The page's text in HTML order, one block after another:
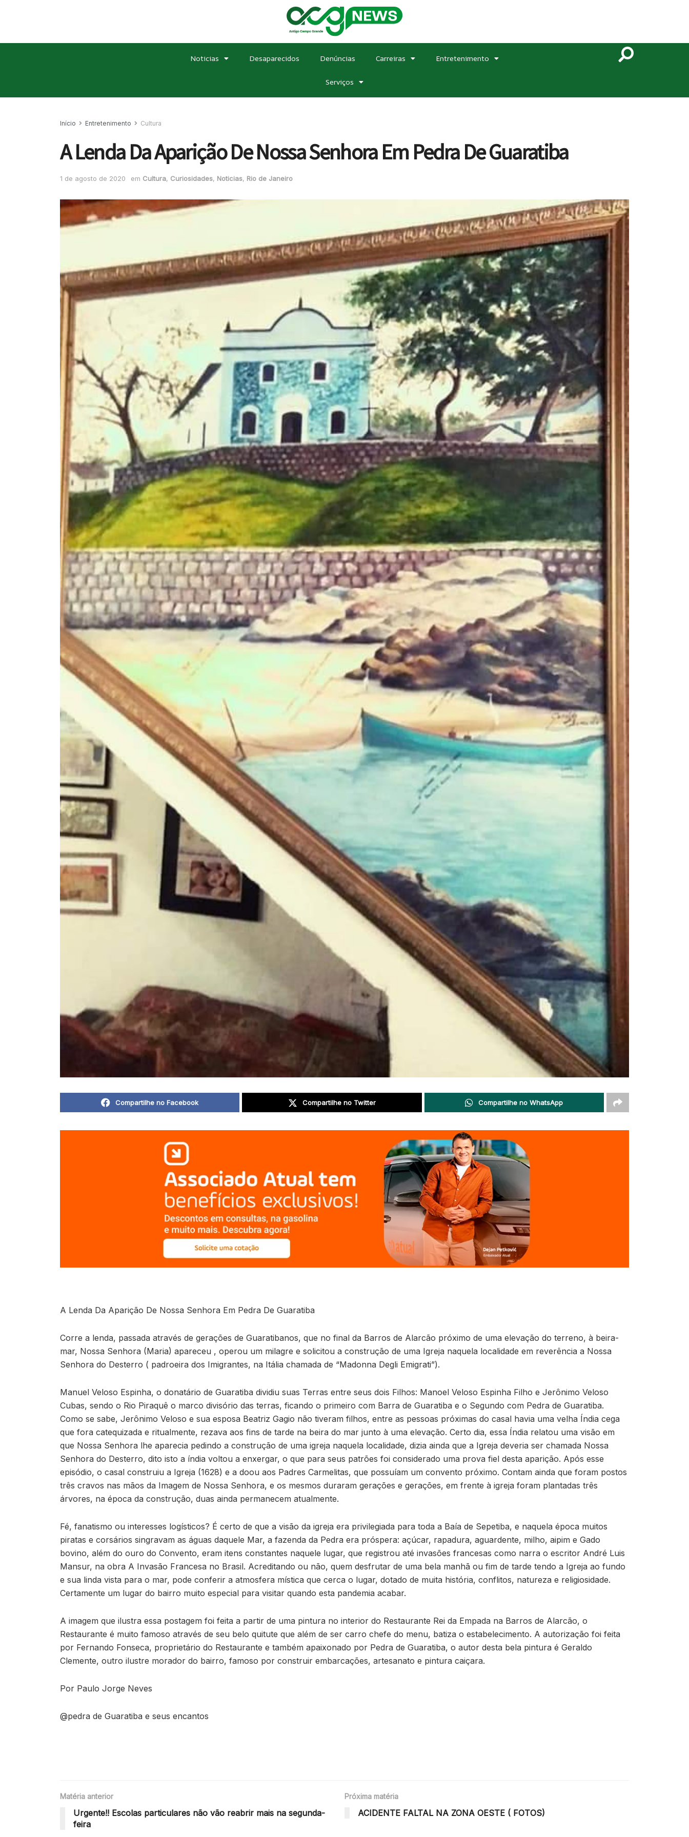
Noticias Desaparecidos Denúncias Carreiras Entretenimento
Serviços
Início Entretenimento Cultura
A Lenda Da Aparição De Nossa Senhora Em Pedra De Guaratiba
1 de agosto de 2020 em Cultura, Curiosidades, Noticias, Rio de Janeiro
Compartilhe no Facebook Compartilhe no Twitter Compartilhe no WhatsApp
A Lenda Da Aparição De Nossa Senhora Em Pedra De Guaratiba
Corre a lenda, passada através de gerações de Guaratibanos, que no final da Barros de Alarcão próximo de uma elevação do terreno, à beira-
mar, Nossa Senhora (Maria) apareceu , operou um milagre e solicitou a construção de uma Igreja naquela localidade em reverência a Nossa
Senhora do Desterro ( padroeira dos Imigrantes, na Itália chamada de “Madonna Degli Emigrati”).
Manuel Veloso Espinha, o donatário de Guaratiba dividiu suas Terras entre seus dois Filhos: Manoel Veloso Espinha Filho e Jerônimo Veloso
Cubas, sendo o Rio Piraquê o marco divisório das terras, ficando o primeiro com Barra de Guaratiba e o Segundo com Pedra de Guaratiba.
Como se sabe, Jerônimo Veloso e sua esposa Beatriz Gagio não tiveram filhos, entre as pessoas próximas do casal havia uma velha Índia cega
que fora catequizada e ritualmente, rezava aos fins de tarde na beira do mar junto à uma elevação. Certo dia, essa Índia relatou uma visão em
que Nossa Senhora lhe aparecia pedindo a construção de uma igreja naquela localidade, dizia ainda que a Igreja deveria ser chamada Nossa
Senhora do Desterro, dito isto a índia voltou a enxergar, o que para seus patrões foi considerado uma prova fiel desta aparição. Após esse
episódio, o casal construiu a Igreja (1628) e a doou aos Padres Carmelitas, que possuíam um convento próximo. Contam ainda que foram postos
três cravos nas mãos da Imagem de Nossa Senhora, e os mesmos duraram gerações e gerações, em frente à igreja foram plantadas três
árvores, na época da construção, duas ainda permanecem atualmente.
Fé, fanatismo ou interesses logísticos? É certo de que a visão da igreja era privilegiada para toda a Baía de Sepetiba, e naquela época muitos
piratas e corsários singravam as águas daquele Mar, a fazenda da Pedra era próspera: açúcar, rapadura, aguardente, milho, aipim e Gado
bovino, além do ouro do Convento, eram itens constantes naquele lugar, que registrou até invasões francesas como narra o escritor André Luis
Mansur, na obra A Invasão Francesa no Brasil. Acreditando ou não, quem desfrutar de uma bela manhã ou fim de tarde tendo a Igreja ao fundo
e sua linda vista para o mar, pode conferir a atmosfera mística que cerca o lugar, dotado de muita história, conflitos, natureza e religiosidade.
Certamente um lugar do bairro muito especial para visitar quando esta pandemia acabar.
A imagem que ilustra essa postagem foi feita a partir de uma pintura no interior do Restaurante Rei da Empada na Barros de Alarcão, o
Restaurante é muito famoso através de seu belo quitute que além de ser carro chefe do menu, batiza o estabelecimento. A autorização foi feita
por Fernando Fonseca, proprietário do Restaurante e também apaixonado por Pedra de Guaratiba, o autor desta bela pintura é Geraldo
Clemente, outro ilustre morador do bairro, famoso por construir embarcações, artesanato e pintura caiçara.
Por Paulo Jorge Neves
@pedra de Guaratiba e seus encantos
Matéria anterior
Urgente!! Escolas particulares não vão reabrir mais na segunda-
feira
Próxima matéria
ACIDENTE FALTAL NA ZONA OESTE ( FOTOS)